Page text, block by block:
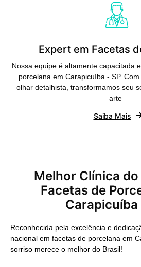
Expert em Facetas
Nossa equipe é altamente capacitada
porcelana em Carapicuíba - SP.
olhar detalhista, transformamos seu
arte
Saiba Mais
Melhor Clínica do
Facetas de
Carapicuíba
Reconhecida pela excelência e
nacional em facetas de porcelana em
sorriso merece o melhor do Brasil!